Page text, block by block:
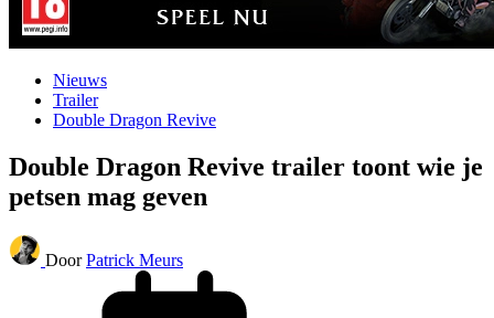
Nieuws
Trailer
Double Dragon Revive
Double Dragon Revive trailer toont wie je
petsen mag geven
Door Patrick Meurs